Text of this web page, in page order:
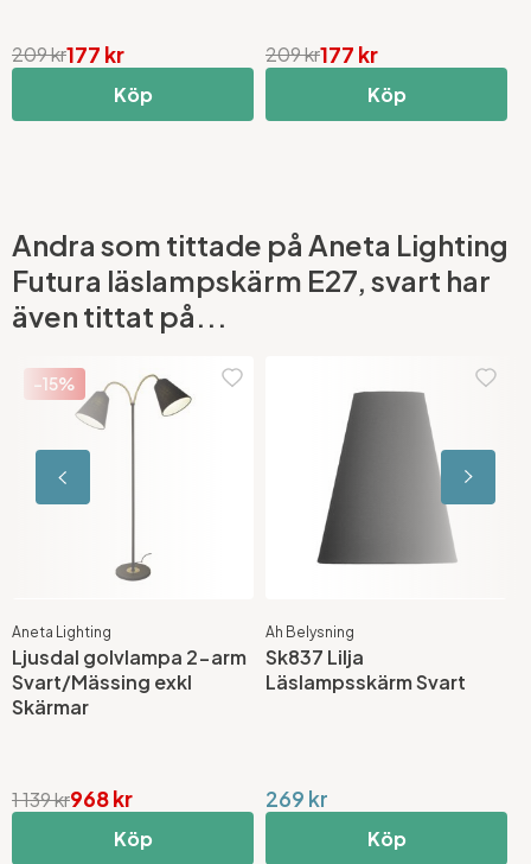
177 kr
209 kr
Köp
177 kr
209 kr
Köp
Andra som tittade på Aneta Lighting
Futura läslampskärm E27, svart har
även tittat på...
-15%
Aneta Lighting
Ljusdal golvlampa 2-arm
Svart/Mässing exkl
Skärmar
968 kr
1 139 kr
Köp
Ah Belysning
Sk837 Lilja
Läslampsskärm Svart
269 kr
Köp